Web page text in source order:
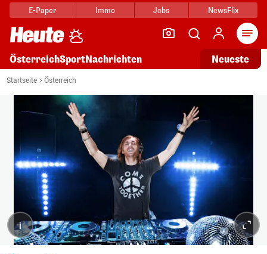
E-Paper Immo Jobs NewsFlix
ÖsterreichSportNachrichten Neueste
Startseite Österreich
i